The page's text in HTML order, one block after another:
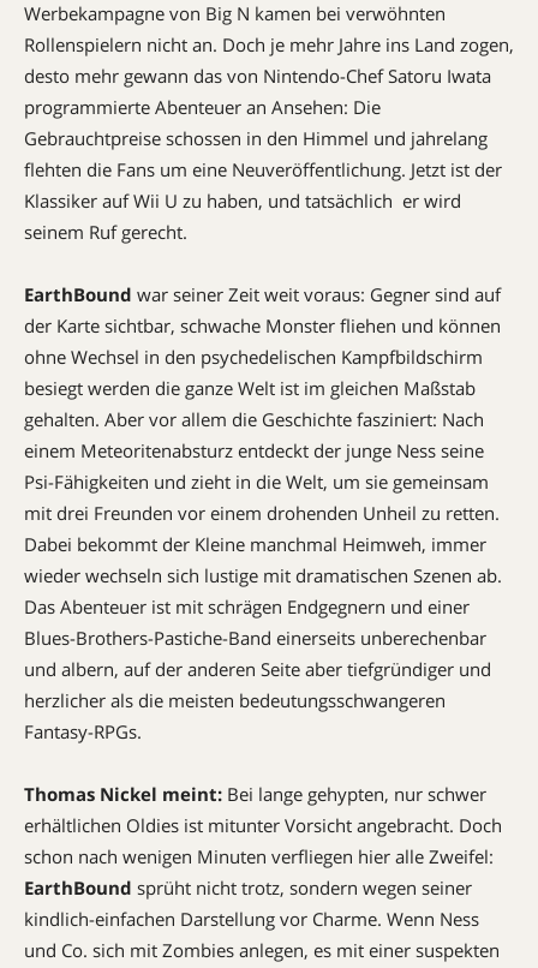
Werbekampagne von Big N kamen bei verwöhnten
Rollenspielern nicht an. Doch je mehr Jahre ins Land zogen,
desto mehr gewann das von Nintendo-Chef Satoru Iwata
programmierte Abenteuer an Ansehen: Die
Gebrauchtpreise schossen in den Himmel und jahrelang
flehten die Fans um eine Neuveröffentlichung. Jetzt ist der
Klassiker auf Wii U zu haben, und tatsächlich  er wird
seinem Ruf gerecht.
EarthBound war seiner Zeit weit voraus: Gegner sind auf
der Karte sichtbar, schwache Monster fliehen und können
ohne Wechsel in den psychedelischen Kampfbildschirm
besiegt werden die ganze Welt ist im gleichen Maßstab
gehalten. Aber vor allem die Geschichte fasziniert: Nach
einem Meteoritenabsturz entdeckt der junge Ness seine
Psi-Fähigkeiten und zieht in die Welt, um sie gemeinsam
mit drei Freunden vor einem drohenden Unheil zu retten.
Dabei bekommt der Kleine manchmal Heimweh, immer
wieder wechseln sich lustige mit dramatischen Szenen ab.
Das Abenteuer ist mit schrägen Endgegnern und einer
Blues-Brothers-Pastiche-Band einerseits unberechenbar
und albern, auf der anderen Seite aber tiefgründiger und
herzlicher als die meisten bedeutungsschwangeren
Fantasy-RPGs.
Thomas Nickel meint: Bei lange gehypten, nur schwer
erhältlichen Oldies ist mitunter Vorsicht angebracht. Doch
schon nach wenigen Minuten verfliegen hier alle Zweifel:
EarthBound sprüht nicht trotz, sondern wegen seiner
kindlich-einfachen Darstellung vor Charme. Wenn Ness
und Co. sich mit Zombies anlegen, es mit einer suspekten